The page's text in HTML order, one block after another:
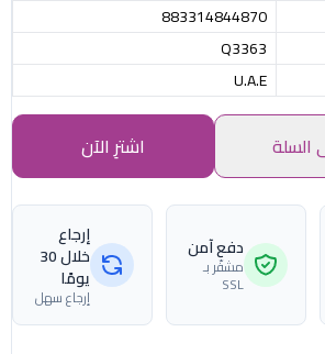
883314844870
Q3363
U.A.E
السلة اشترِ الآن
دفع آمن
مشفّر بـ
SSL
إرجاع
خلال 30
يومًا
إرجاع سهل